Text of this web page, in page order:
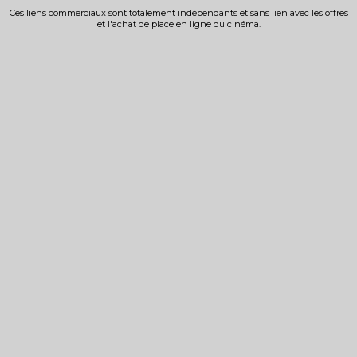
Ces liens commerciaux sont totalement indépendants et sans lien avec les offres
et l'achat de place en ligne du cinéma.